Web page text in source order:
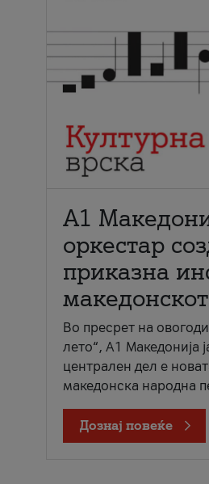
А1
оркестар
приказна
Во пресрет на
лето“, А1 Македонија
централен дел е
македонска народна
Дознај повеќе